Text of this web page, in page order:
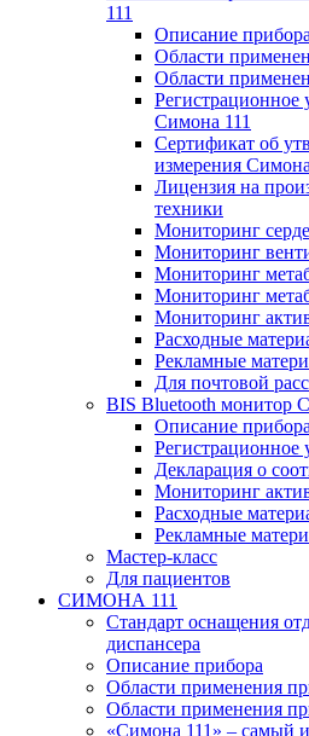
111
Описание прибора
Области
Области
Регистрационное
Симона 111
Сертификат об
измерения
Лицензия на
техники
Мониторинг
Мониторинг
Мониторинг
Мониторинг
Мониторинг
Расходные
Рекламные
Для почтовой
BIS Bluetooth
Описание прибора
Регистрационное
Декларация о
Мониторинг
Расходные
Рекламные
Мастер-класс
Для пациентов
СИМОНА 111
Стандарт оснащения
диспансера
Описание прибора
Области применения
Области применения
«Симона 111» – самый